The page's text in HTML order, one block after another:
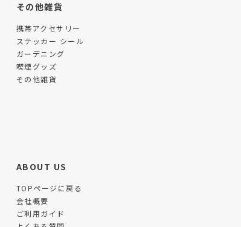
その他雑貨
携帯アクセサリー
ステッカー シール
ガーデニング
喫煙グッズ
その他雑貨
ABOUT US
TOPページに戻る
会社概要
ご利用ガイド